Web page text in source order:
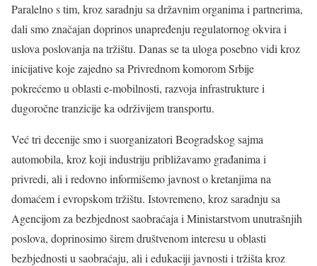
Paralelno s tim, kroz saradnju sa državnim organima i partnerima,
dali smo značajan doprinos unapređenju regulatornog okvira i
uslova poslovanja na tržištu. Danas se ta uloga posebno vidi kroz
inicijative koje zajedno sa Privrednom komorom Srbije
pokrećemo u oblasti e-mobilnosti, razvoja infrastrukture i
dugoročne tranzicije ka održivijem transportu.
Već tri decenije smo i suorganizatori Beogradskog sajma
automobila, kroz koji industriju približavamo građanima i
privredi, ali i redovno informišemo javnost o kretanjima na
domaćem i evropskom tržištu. Istovremeno, kroz saradnju sa
Agencijom za bezbjednost saobraćaja i Ministarstvom unutrašnjih
poslova, doprinosimo širem društvenom interesu u oblasti
bezbjednosti u saobraćaju, ali i edukaciji javnosti i tržišta kroz